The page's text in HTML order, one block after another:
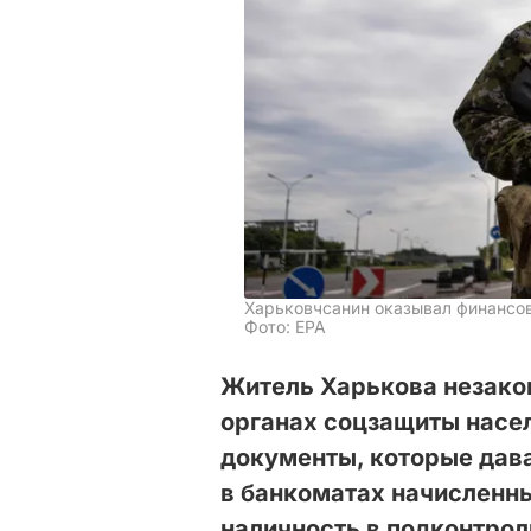
Харьковчсанин оказывал
Фото: ЕРА
Житель Харькова
органах соцзащиты
документы, которые
в банкоматах